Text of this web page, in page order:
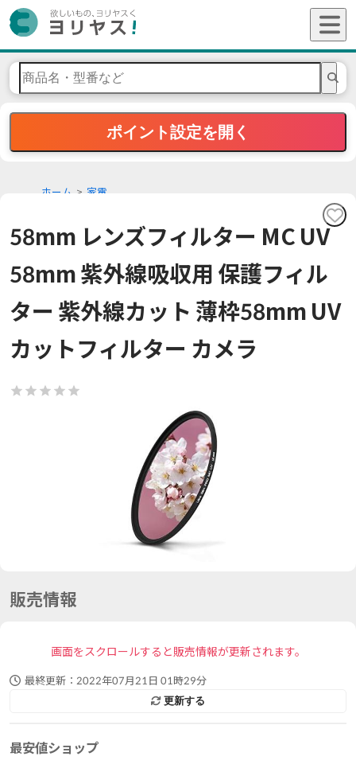
ポイント設定を開く
ホーム 家電
58mm レンズフィルター MC UV
58mm 紫外線吸収用 保護フィル
ター 紫外線カット 薄枠58mm UV
カットフィルター カメラ
販売情報
画面をスクロールすると販売情報が更新されます。
最終更新： 2022年07月21日 01時29分
更新する
最安値ショップ